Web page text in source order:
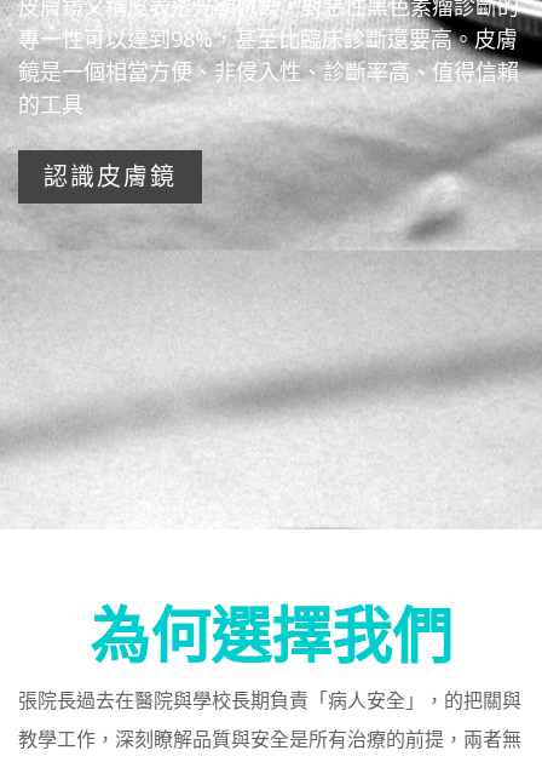
皮膚鏡又稱皮表透光顯微鏡，對惡性黑色素瘤診斷的
專一性可以達到98%，甚至比臨床診斷還要高。皮膚
鏡是一個相當方便、非侵入性、診斷率高、值得信賴
的工具
認識皮膚鏡
為何選擇我們
張院長過去在醫院與學校長期負責「病人安全」，的把關與
教學工作，深刻瞭解品質與安全是所有治療的前提，兩者無